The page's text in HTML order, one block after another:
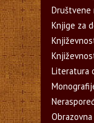
Društvene
Knjige za
Literatura